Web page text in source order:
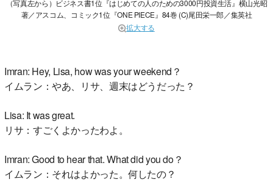
（写真左から）ビジネス書1位『はじめての人のための3000円投資生活』横山光昭
著／アスコム、コミック1位『ONE PIECE』84巻 (C)尾田栄一郎／集英社
拡大する
Imran: Hey, Lisa, how was your weekend？
イムラン：やあ、リサ、週末はどうだった？
Lisa: It was great.
リサ：すごくよかったわよ。
Imran: Good to hear that. What did you do？
イムラン：それはよかった。何したの？